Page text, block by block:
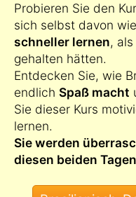
Probieren Sie den
sich selbst davon
schneller lernen,
gehalten hätten.
Entdecken Sie, wie
endlich Spaß macht
Sie dieser Kurs
lernen.
Sie werden
diesen beiden